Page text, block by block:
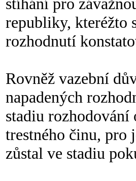
republiky, kteréžto
rozhodnutí
Rovněž vazební
napadených
stadiu rozhodování
trestného činu, pro
zůstal ve stadiu